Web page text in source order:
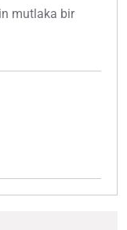
mutlaka bir